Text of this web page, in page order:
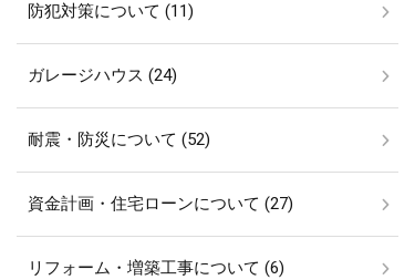
防犯対策について (11)
ガレージハウス (24)
耐震・防災について (52)
資金計画・住宅ローンについて (27)
リフォーム・増築工事について (6)